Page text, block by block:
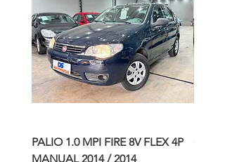
PALIO 1.0 MPI FIRE 8V FLEX 4P
MANUAL 2014 / 2014